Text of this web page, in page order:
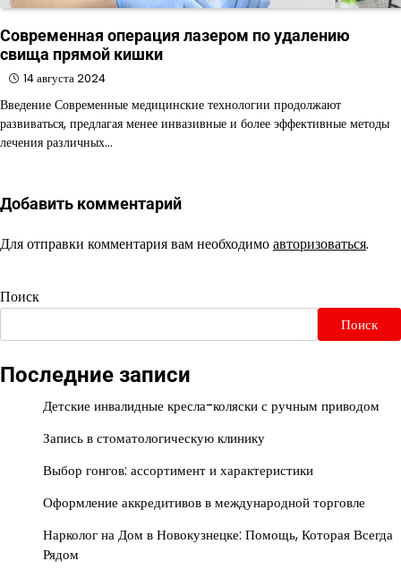
Современная операция лазером по удалению
свища прямой кишки
14 августа 2024
Введение Современные медицинские технологии продолжают
развиваться, предлагая менее инвазивные и более эффективные методы
лечения различных…
Добавить комментарий
Для отправки комментария вам необходимоавторизоваться.
Поиск
Поиск
Последние записи
Детские инвалидные кресла-коляски с ручным приводом
Запись в стоматологическую клинику
Выбор гонгов: ассортимент и характеристики
Оформление аккредитивов в международной торговле
Нарколог на Дом в Новокузнецке: Помощь, Которая Всегда
Рядом